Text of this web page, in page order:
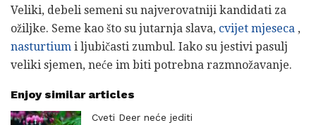
Veliki, debeli semeni su najverovatniji kandidati za
ožiljke. Seme kao što su jutarnja slava, cvijet mjeseca ,
nasturtium i ljubičasti zumbul. Iako su jestivi pasulj
veliki sjemen, neće im biti potrebna razmnožavanje.
Enjoy similar articles
Cveti Deer neće jediti